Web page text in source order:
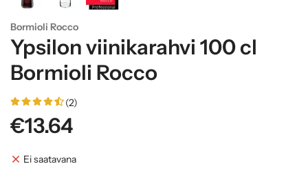
Bormioli Rocco
Ypsilon viinikarahvi 100 cl
Bormioli Rocco
(2)
€13.64
Ei saatavana